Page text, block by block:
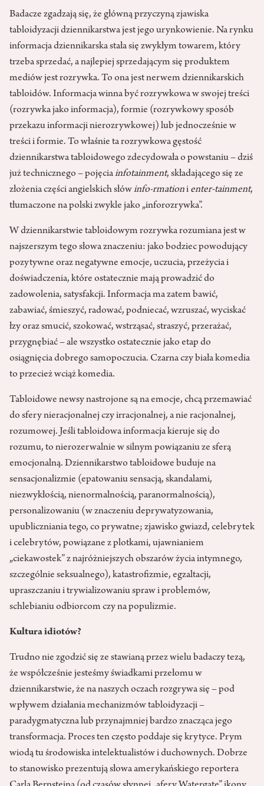
Badacze zgadzają się, że główną przyczyną zjawiska
tabloidyzacji dziennikarstwa jest jego urynkowienie. Na rynku
informacja dziennikarska stała się zwykłym towarem, który
trzeba sprzedać, a najlepiej sprzedającym się produktem
mediów jest rozrywka. To ona jest nerwem dziennikarskich
tabloidów. Informacja winna być rozrywkowa w swojej treści
(rozrywka jako informacja), formie (rozrywkowy sposób
przekazu informacji nierozrywkowej) lub jednocześnie w
treści i formie. To właśnie ta rozrywkowa gęstość
dziennikarstwa tabloidowego zdecydowała o powstaniu – dziś
już technicznego – pojęciainfotainment, składającego się ze
złożenia części angielskich słówinfo-rmationi enter-tainment,
tłumaczone na polski zwykle jako „inforozrywka”.
W dziennikarstwie tabloidowym rozrywka rozumiana jest w
najszerszym tego słowa znaczeniu: jako bodziec powodujący
pozytywne oraz negatywne emocje, uczucia, przeżycia i
doświadczenia, które ostatecznie mają prowadzić do
zadowolenia, satysfakcji. Informacja ma zatem bawić,
zabawiać, śmieszyć, radować, podniecać, wzruszać, wyciskać
łzy oraz smucić, szokować, wstrząsać, straszyć, przerażać,
przygnębiać – ale wszystko ostatecznie jako etap do
osiągnięcia dobrego samopoczucia. Czarna czy biała komedia
to przecież wciąż komedia.
Tabloidowe newsy nastrojone są na emocje, chcą przemawiać
do sfery nieracjonalnej czy irracjonalnej, a nie racjonalnej,
rozumowej. Jeśli tabloidowa informacja kieruje się do
rozumu, to nierozerwalnie w silnym powiązaniu ze sferą
emocjonalną. Dziennikarstwo tabloidowe buduje na
sensacjonalizmie (epatowaniu sensacją, skandalami,
niezwykłością, nienormalnością, paranormalnością),
personalizowaniu (w znaczeniu deprywatyzowania,
upubliczniania tego, co prywatne; zjawisko gwiazd, celebrytek
i celebrytów, powiązane z plotkami, ujawnianiem
„ciekawostek” z najróżniejszych obszarów życia intymnego,
szczególnie seksualnego), katastrofizmie, egzaltacji,
upraszczaniu i trywializowaniu spraw i problemów,
schlebianiu odbiorcom czy na populizmie.
Kultura idiotów?
Trudno nie zgodzić się ze stawianą przez wielu badaczy tezą,
że współcześnie jesteśmy świadkami przełomu w
dziennikarstwie, że na naszych oczach rozgrywa się – pod
wpływem działania mechanizmów tabloidyzacji –
paradygmatyczna lub przynajmniej bardzo znacząca jego
transformacja. Proces ten często poddaje się krytyce. Prym
wiodą tu środowiska intelektualistów i duchownych. Dobrze
to stanowisko prezentują słowa amerykańskiego reportera